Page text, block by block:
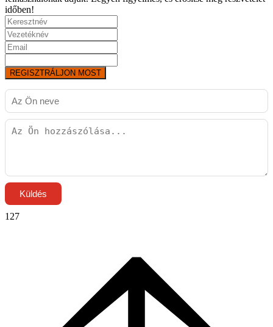
időben!
REGISZTRÁLJON MOST
Küldés
127